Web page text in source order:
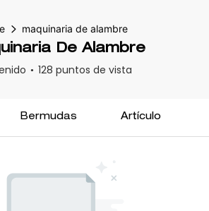
maquinaria de alambre
De Alambre
128 puntos de vista
Bermudas Artículo